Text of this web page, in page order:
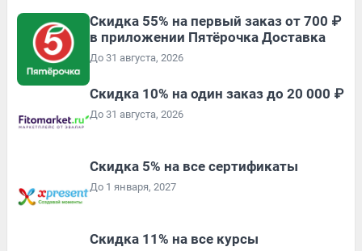
Скидка 55% на первый заказ от 700 ₽
в приложении Пятёрочка Доставка
До 31 августа, 2026
Скидка 10% на один заказ до 20 000 ₽
До 31 августа, 2026
Скидка 5% на все сертификаты
До 1 января, 2027
Скидка 11% на все курсы